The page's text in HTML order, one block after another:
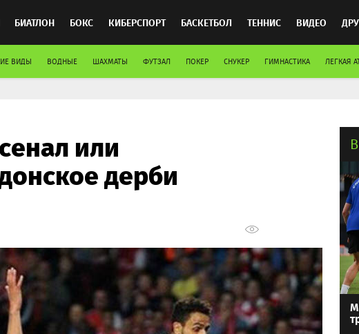
БИАТЛОН БОКС КИБЕРСПОРТ БАСКЕТБОЛ ТЕННИС ВИДЕО
ВИДЫ ВОДНЫЕ ШАХМАТЫ ФУТЗАЛ ПОКЕР СНУКЕР ГИМНАСТИКА ЛЕГКАЯ
или
дерби